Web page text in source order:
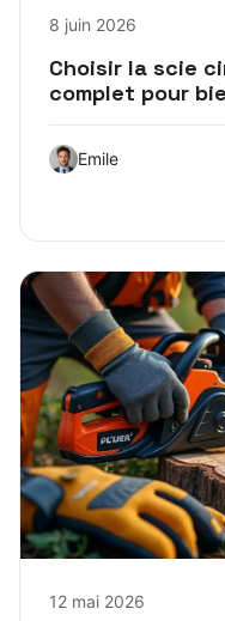
8 juin 2026
Choisir la scie
complet pour
Emile
12 mai 2026